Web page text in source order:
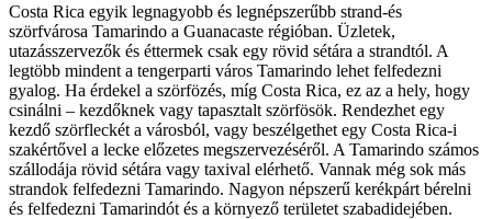
Costa Rica egyik legnagyobb és legnépszerűbb strand-és
szörfvárosa Tamarindo a Guanacaste régióban. Üzletek,
utazásszervezők és éttermek csak egy rövid sétára a strandtól. A
legtöbb mindent a tengerparti város Tamarindo lehet felfedezni
gyalog. Ha érdekel a szörfözés, míg Costa Rica, ez az a hely, hogy
csinálni – kezdőknek vagy tapasztalt szörfösök. Rendezhet egy
kezdő szörfleckét a városból, vagy beszélgethet egy Costa Rica-i
szakértővel a lecke előzetes megszervezéséről. A Tamarindo számos
szállodája rövid sétára vagy taxival elérhető. Vannak még sok más
strandok felfedezni Tamarindo. Nagyon népszerű kerékpárt bérelni
és felfedezni Tamarindót és a környező területet szabadidejében.